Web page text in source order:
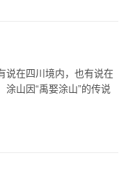
说在四川境内，也有说在
山因“禹娶涂山”的传说